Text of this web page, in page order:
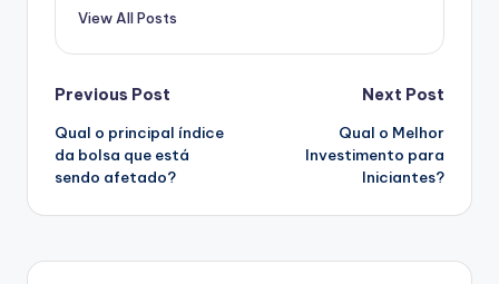
View All Posts
Post
navigation
Previous Post
Qual o principal índice
da bolsa que está
sendo afetado?
Next Post
Qual o Melhor
Investimento para
Iniciantes?